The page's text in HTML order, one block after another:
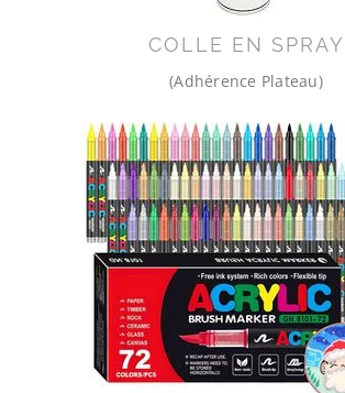
COLLE EN SPRAY
(Adhérence Plateau)